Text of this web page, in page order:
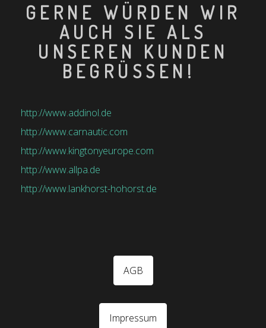
GERNE WÜRDEN WIR
AUCH SIE ALS
UNSEREN KUNDEN
BEGRÜSSEN!
http://www.addinol.de
http://www.carnautic.com
http://www.kingtonyeurope.com
http://www.allpa.de
http://www.lankhorst-hohorst.de
AGB
Impressum